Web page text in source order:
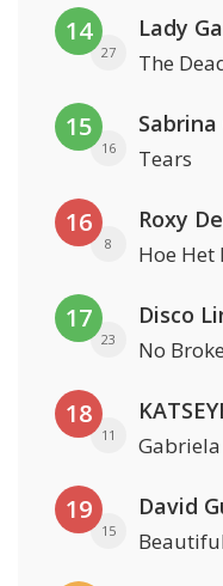
14
27
Lady
The
15
16 Tears
16
8
Roxy
Hoe Het
17
23
Disco
No
18
11 Gabriela
19
15
David